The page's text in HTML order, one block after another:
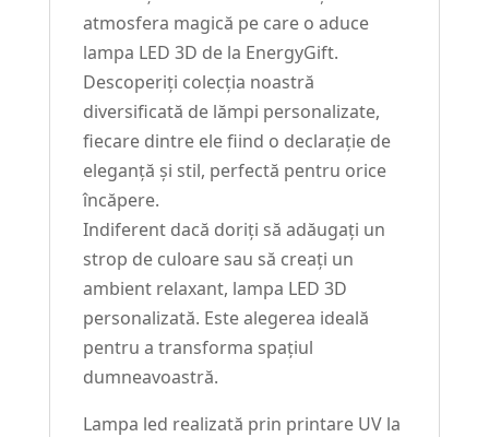
atmosfera magică pe care o aduce
lampa LED 3D de la EnergyGift.
Descoperiți colecția noastră
diversificată de lămpi personalizate,
fiecare dintre ele fiind o declarație de
eleganță și stil, perfectă pentru orice
încăpere.
Indiferent dacă doriți să adăugați un
strop de culoare sau să creați un
ambient relaxant, lampa LED 3D
personalizată. Este alegerea ideală
pentru a transforma spațiul
dumneavoastră.
Lampa led realizată prin printare UV la